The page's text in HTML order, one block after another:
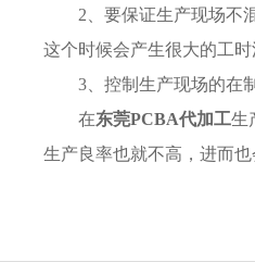
2、要保证生产现场不
这个时候会产生很大的工时
3、控制生产现场的在
在东莞PCBA代加工生
生产良率也就不高，进而也